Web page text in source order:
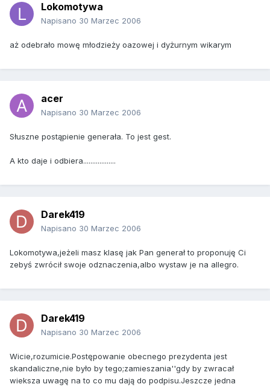
Lokomotywa
Napisano 30 Marzec 2006
aż odebrało mowę młodzieży oazowej i dyżurnym wikarym
acer
Napisano 30 Marzec 2006
Słuszne postąpienie generała. To jest gest.
A kto daje i odbiera..................
Darek419
Napisano 30 Marzec 2006
Lokomotywa,jeżeli masz klasę jak Pan generał to proponuję Ci
zebyś zwrócił swoje odznaczenia,albo wystaw je na allegro.
Darek419
Napisano 30 Marzec 2006
Wicie,rozumicie.Postępowanie obecnego prezydenta jest
skandaliczne,nie było by tego;zamieszania''gdy by zwracał
wieksza uwagę na to co mu dają do podpisu.Jeszcze jedna